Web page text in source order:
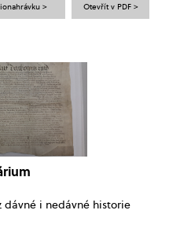
> Otevřít v PDF >
dávné i nedávné historie